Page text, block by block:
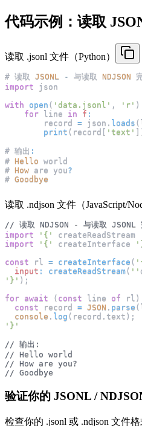
代码示例：读取
读取 .jsonl 文件（Python）
# 读取 JSONL - 与读取 NDJSON
import json
with
open ( 'data.jsonl' , 'r' )
for line in f :
        record
= json . loads (
print ( record [ 'text' ]
# 输出 :
# Hello world
# How are you?
# Goodbye
读取 .ndjson 文件（JavaScript/
// 读取 NDJSON - 与读取 JSONL
import
'{' createReadStream
import
'{' createInterface
const rl = createInterface (
input : createReadStream( ''
'}' ) ;
for await ( const line of rl )
const record = JSON . parse (
console . log ( record . text ) ;
'}'
// 输出:
// Hello world
// How are you?
// Goodbye
验证你的 JSONL /
检查你的 .jsonl 或 .ndjson 文件